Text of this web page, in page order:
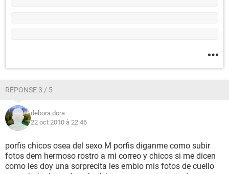
RÉPONSE 3 / 5
debora dora
22 oct 2010 à 22:46
porfis chicos osea del sexo M porfis diganme como subir
fotos dem hermoso rostro a mi correo y chicos si me dicen
como les doy una sorprecita les embio mis fotos de cuello